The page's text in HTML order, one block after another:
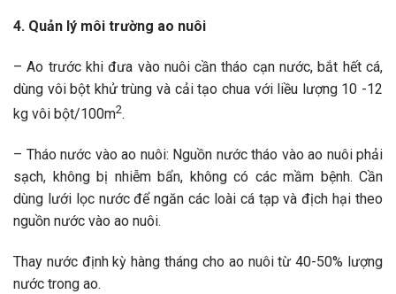
4. Quản lý môi trường ao nuôi
– Ao trước khi đưa vào nuôi cần tháo cạn nước, bắt hết cá,
dùng vôi bột khử trùng và cải tạo chua với liều lượng 10 -12
kg vôi bột/100m2.
– Tháo nước vào ao nuôi: Nguồn nước tháo vào ao nuôi phải
sạch, không bị nhiễm bẩn, không có các mầm bệnh. Cần
dùng lưới lọc nước để ngăn các loài cá tạp và địch hại theo
nguồn nước vào ao nuôi.
Thay nước định kỳ hàng tháng cho ao nuôi từ 40-50% lượng
nước trong ao.